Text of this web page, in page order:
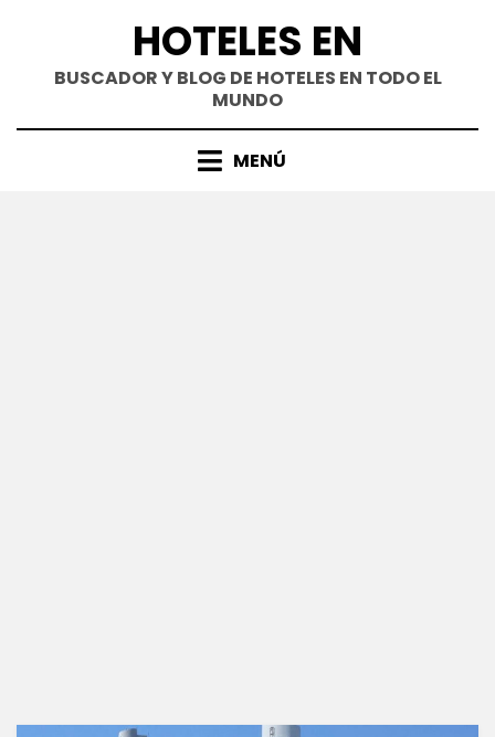
contenido
HOTELES EN
BUSCADOR Y BLOG DE HOTELES EN TODO EL
MUNDO
MENÚ